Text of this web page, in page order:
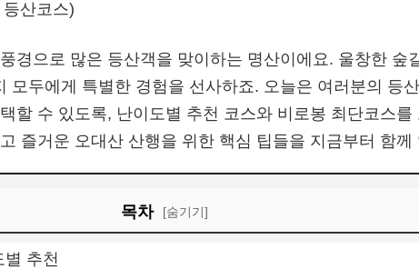
경으로 많은 등산객을 맞이하는 명산이에요. 울창한 숲
모두에게 특별한 경험을 선사하죠. 오늘은 여러분의 등
할 수 있도록, 난이도별 추천 코스와 비로봉 최단코스를
즐거운 오대산 산행을 위한 핵심 팁들을 지금부터 함께
목차 [숨기기]
별 추천